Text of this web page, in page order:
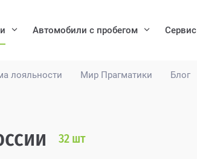
лояльности Мир Прагматики Блог
Автомобили с пробегом Сервис
32 шт